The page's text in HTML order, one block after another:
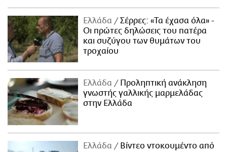
Ελλάδα
Σέρρες: «Τα έχασα όλα» -
Οι πρώτες δηλώσεις του πατέρα
και συζύγου των θυμάτων του
τροχαίου
Ελλάδα
Προληπτική ανάκληση
γνωστής γαλλικής μαρμελάδας
στην Ελλάδα
Ελλάδα
Βίντεο ντοκουμέντο από